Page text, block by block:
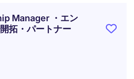
Manager ・エン
拓・パートナー